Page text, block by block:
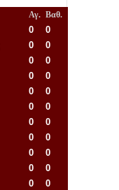
Αγ. Βαθ.
0
0
0
0
0
0
0
0
0
0
0
0
0
0
0
0
0
0
0
0
0
0